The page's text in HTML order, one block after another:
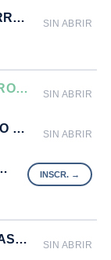
XXXIII DUATLÓN CROS SIERRA DE ARMANTES SIN ABRIR
18º DUATLÓN ESCOLAR "TROFEO MAYENCOS" SIN ABRIR
27º DUATLÓN CROS TROFEO MAYENCOS 2026 SIN ABRIR
ARENA
100 X 100 SWIM STADIUM CASABLANCA SIN ABRIR